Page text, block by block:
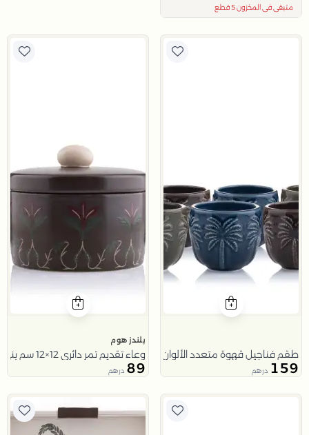
تم بيع 100+ مؤخراً
متبقي في المخزون 5 قطع
طقم فناجيل قهوة متعدد الألوان بنقش النخلة من ملاذ
159 درهم
بلندز هوم
وعاء تقديم تمر دائري 12×12 سم بني من الخزف الحجري بطبعة زهور من ملاذ
89 درهم